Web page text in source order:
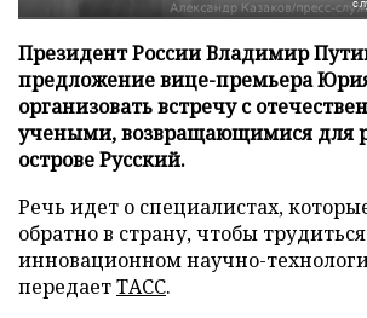
Президент России Владимир
предложение вице-премьера
организовать встречу с
учеными, возвращающимися для
острове Русский.
Речь идет о специалистах,
обратно в страну, чтобы
инновационном научно-
передаетТАСС.